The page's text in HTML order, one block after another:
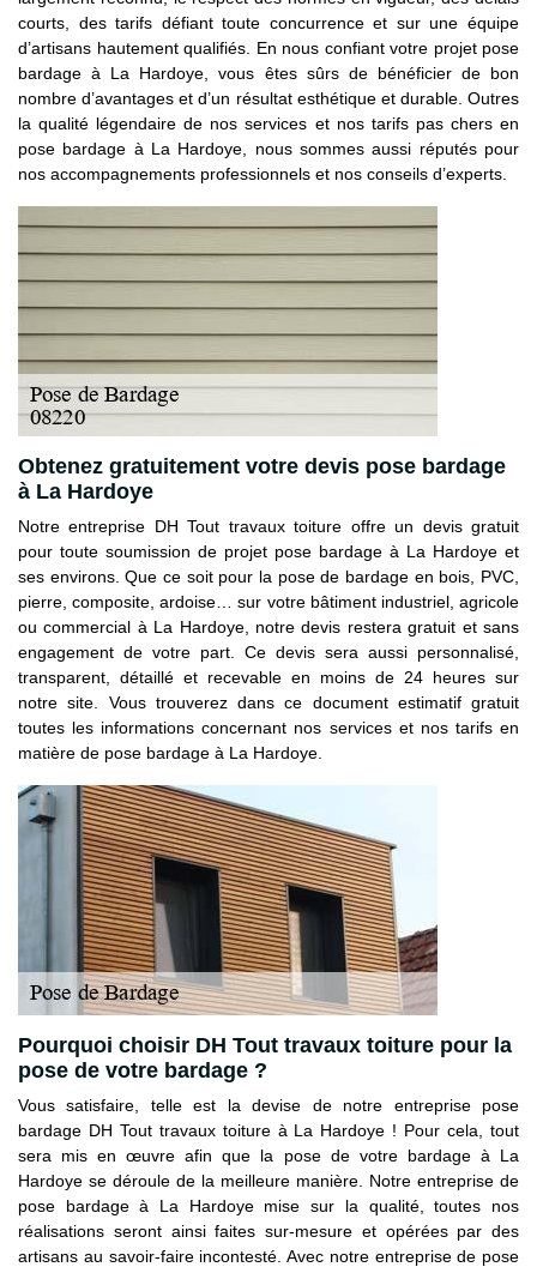
courts, des tarifs défiant toute concurrence et sur une équipe
d’artisans hautement qualifiés. En nous confiant votre projet pose
bardage à La Hardoye, vous êtes sûrs de bénéficier de bon
nombre d’avantages et d’un résultat esthétique et durable. Outres
la qualité légendaire de nos services et nos tarifs pas chers en
pose bardage à La Hardoye, nous sommes aussi réputés pour
nos accompagnements professionnels et nos conseils d’experts.
Obtenez gratuitement votre devis pose bardage
à La Hardoye
Notre entreprise DH Tout travaux toiture offre un devis gratuit
pour toute soumission de projet pose bardage à La Hardoye et
ses environs. Que ce soit pour la pose de bardage en bois, PVC,
pierre, composite, ardoise… sur votre bâtiment industriel, agricole
ou commercial à La Hardoye, notre devis restera gratuit et sans
engagement de votre part. Ce devis sera aussi personnalisé,
transparent, détaillé et recevable en moins de 24 heures sur
notre site. Vous trouverez dans ce document estimatif gratuit
toutes les informations concernant nos services et nos tarifs en
matière de pose bardage à La Hardoye.
Pourquoi choisir DH Tout travaux toiture pour la
pose de votre bardage ?
Vous satisfaire, telle est la devise de notre entreprise pose
bardage DH Tout travaux toiture à La Hardoye ! Pour cela, tout
sera mis en œuvre afin que la pose de votre bardage à La
Hardoye se déroule de la meilleure manière. Notre entreprise de
pose bardage à La Hardoye mise sur la qualité, toutes nos
réalisations seront ainsi faites sur-mesure et opérées par des
artisans au savoir-faire incontesté. Avec notre entreprise de pose